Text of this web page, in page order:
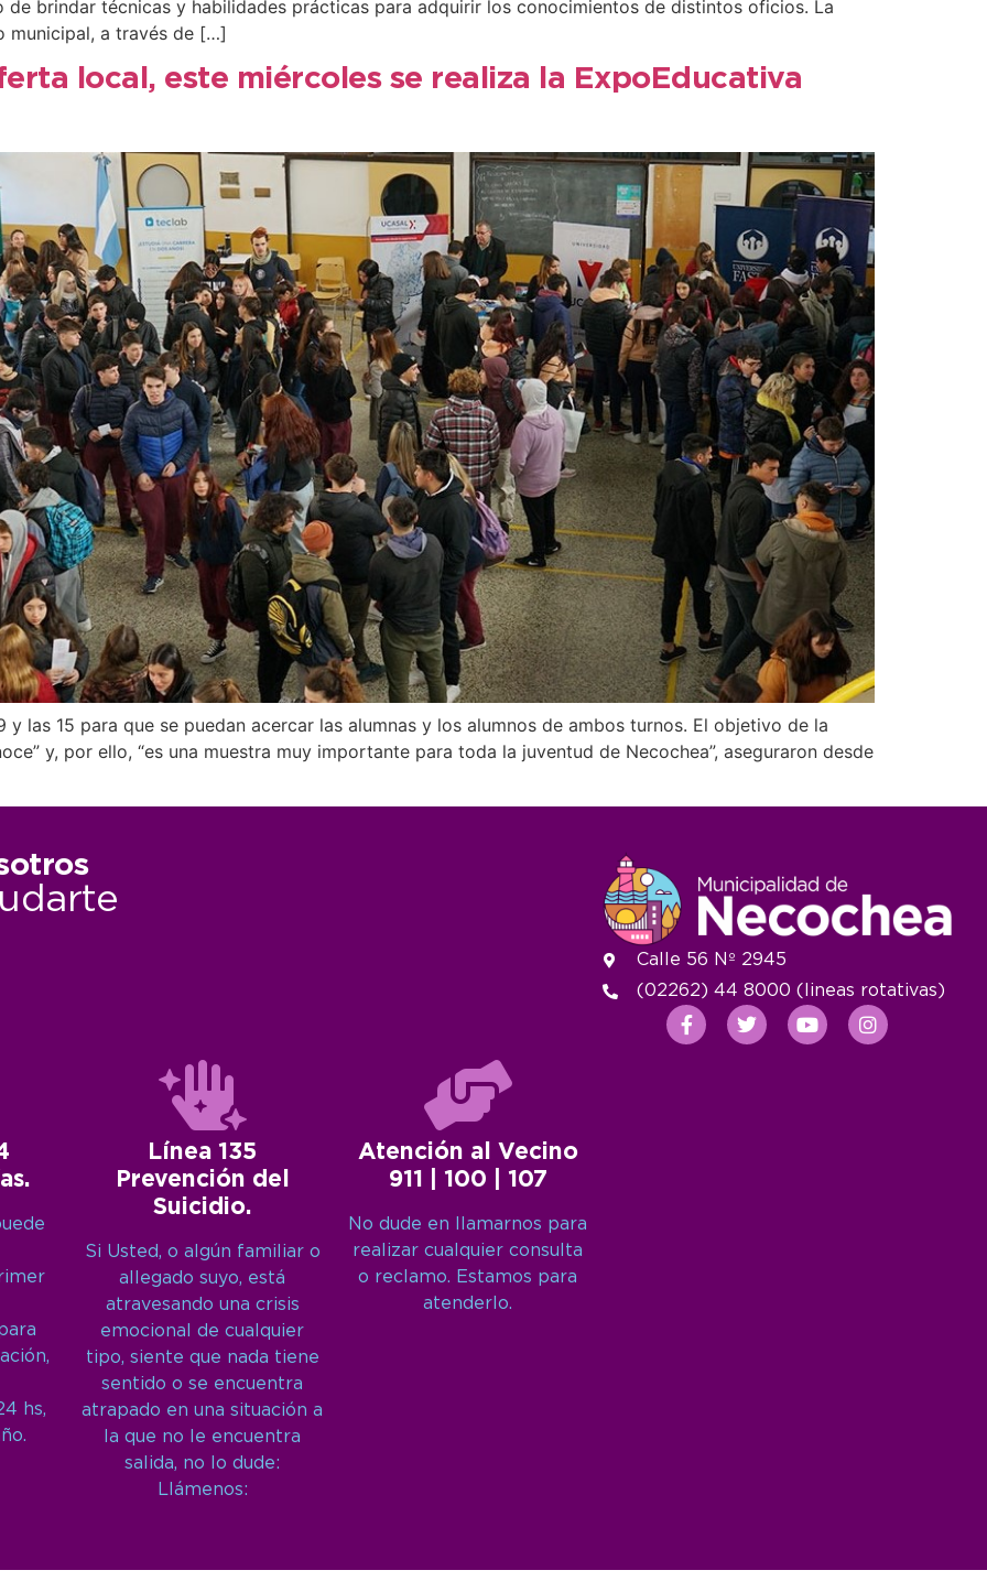
de brindar técnicas y habilidades prácticas para adquirir los conocimientos de distintos oficios. La
municipal, a través de […]
local, este miércoles se realiza la ExpoEducativa
y las 15 para que se puedan acercar las alumnas y los alumnos de ambos turnos. El objetivo de la
y, por ello, “es una muestra muy importante para toda la juventud de Necochea”, aseguraron desde
hs,
Línea 135
Prevención del
Suicidio.
Si Usted, o algún familiar o
allegado suyo, está
atravesando una crisis
emocional de cualquier
tipo, siente que nada tiene
sentido o se encuentra
atrapado en una situación a
la que no le encuentra
salida, no lo dude:
Llámenos:
Atención al Vecino
911 | 100 | 107
No dude en llamarnos para
realizar cualquier consulta
o reclamo. Estamos para
atenderlo.
Calle 56 Nº 2945
(02262) 44 8000 (lineas rotativas)